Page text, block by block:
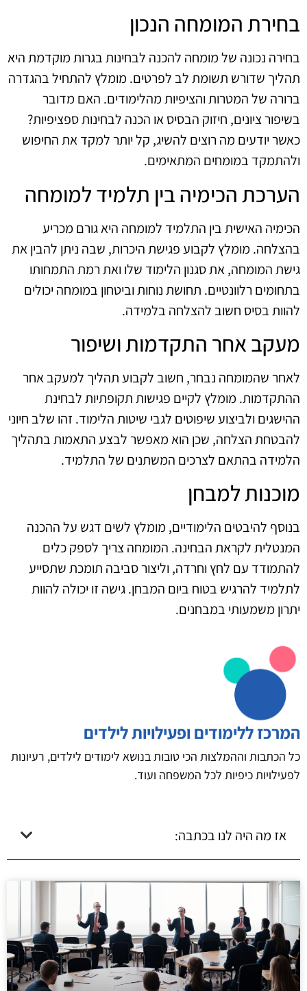
בחירת המומחה הנכון
בחירה נכונה של מומחה להכנה לבחינות בגרות מוקדמת היא
תהליך שדורש תשומת לב לפרטים. מומלץ להתחיל בהגדרה
ברורה של המטרות והציפיות מהלימודים. האם מדובר
בשיפור ציונים, חיזוק הבסיס או הכנה לבחינות ספציפיות?
כאשר יודעים מה רוצים להשיג, קל יותר למקד את החיפוש
ולהתמקד במומחים המתאימים.
הערכת הכימיה בין תלמיד למומחה
הכימיה האישית בין התלמיד למומחה היא גורם מכריע
בהצלחה. מומלץ לקבוע פגישת היכרות, שבה ניתן להבין את
גישת המומחה, את סגנון הלימוד שלו ואת רמת התמחותו
בתחומים רלוונטיים. תחושת נוחות וביטחון במומחה יכולים
להוות בסיס חשוב להצלחה בלמידה.
מעקב אחר התקדמות ושיפור
לאחר שהמומחה נבחר, חשוב לקבוע תהליך למעקב אחר
ההתקדמות. מומלץ לקיים פגישות תקופתיות לבחינת
ההישגים ולביצוע שיפוטים לגבי שיטות הלימוד. זהו שלב חיוני
להבטחת הצלחה, שכן הוא מאפשר לבצע התאמות בתהליך
הלמידה בהתאם לצרכים המשתנים של התלמיד.
מוכנות למבחן
בנוסף להיבטים הלימודיים, מומלץ לשים דגש על ההכנה
המנטלית לקראת הבחינה. המומחה צריך לספק כלים
להתמודד עם לחץ וחרדה, וליצור סביבה תומכת שתסייע
לתלמיד להרגיש בטוח ביום המבחן. גישה זו יכולה להוות
יתרון משמעותי במבחנים.
המרכז ללימודים ופעילויות לילדים
כל הכתבות וההמלצות הכי טובות בנושא לימודים לילדים, רעיונות
לפעילויות כיפיות לכל המשפחה ועוד.
אז מה היה לנו בכתבה: